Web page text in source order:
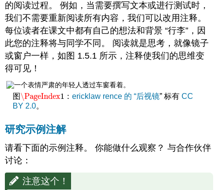
论：“无
证
移
民
的
胜
所
有
利”
练
习
注
解
从
的阅读过程。 例如，当需要撰写文本或进行测试时，
我们不需要重新阅读所有内容，我们可以改用注释。
每位读者在课文中都有自己的想法和背景 “行李”，因
此您的注释将与同学不同。 阅读就是思考，就像镜子
或窗户一样，如图 1.5.1 所示，注释使我们的思维变
得可见！
图\PageIndex1
\PageIndex1 ：ericklaw rence 的 “后视镜” 标有CC
BY 2.0。
研究示例注解
请看下面的示例注释。 你能做什么观察？ 与合作伙伴
讨论：
注意这个！